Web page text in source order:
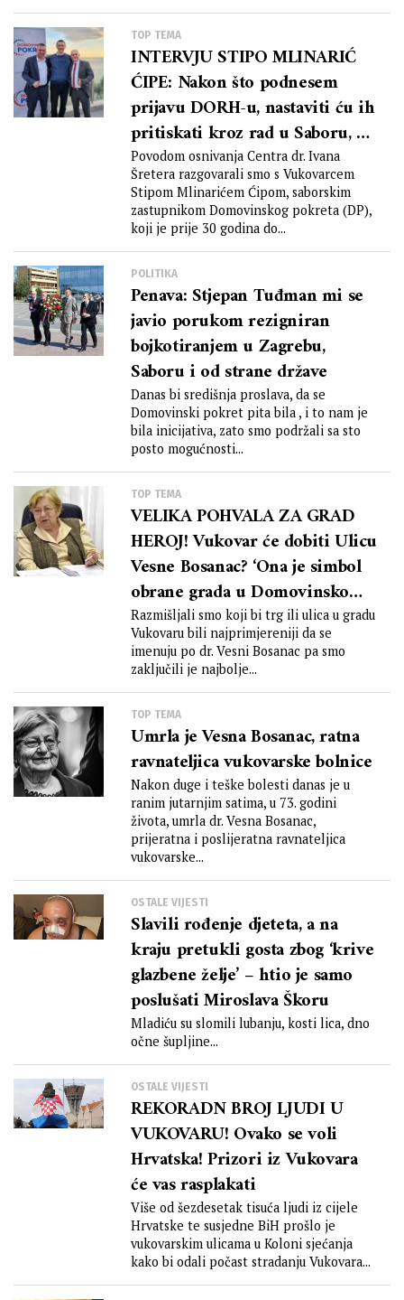
TOP TEMA
INTERVJU STIPO MLINARIĆ
ĆIPE: Nakon što podnesem
prijavu DORH-u, nastaviti ću ih
pritiskati kroz rad u Saboru, a
spreman sam organizirati i
prosvjede ukoliko se po
navedenoj prijavi neće
postupati
Povodom osnivanja Centra dr. Ivana
Šretera razgovarali smo s Vukovarcem
Stipom Mlinarićem Ćipom, saborskim
zastupnikom Domovinskog pokreta (DP),
koji je prije 30 godina do...
POLITIKA
Penava: Stjepan Tuđman mi se
javio porukom rezigniran
bojkotiranjem u Zagrebu,
Saboru i od strane države
Danas bi središnja proslava, da se
Domovinski pokret pita bila , i to nam je
bila inicijativa, zato smo podržali sa sto
posto mogućnosti...
TOP TEMA
VELIKA POHVALA ZA GRAD
HEROJ! Vukovar će dobiti Ulicu
Vesne Bosanac? ‘Ona je simbol
obrane grada u Domovinskom
ratu’
Razmišljali smo koji bi trg ili ulica u gradu
Vukovaru bili najprimjereniji da se
imenuju po dr. Vesni Bosanac pa smo
zaključili je najbolje...
TOP TEMA
Umrla je Vesna Bosanac, ratna
ravnateljica vukovarske bolnice
Nakon duge i teške bolesti danas je u
ranim jutarnjim satima, u 73. godini
života, umrla dr. Vesna Bosanac,
prijeratna i poslijeratna ravnateljica
vukovarske...
OSTALE VIJESTI
Slavili rođenje djeteta, a na
kraju pretukli gosta zbog ‘krive
glazbene želje’ – htio je samo
poslušati Miroslava Škoru
Mladiću su slomili lubanju, kosti lica, dno
očne šupljine...
OSTALE VIJESTI
REKORADN BROJ LJUDI U
VUKOVARU! Ovako se voli
Hrvatska! Prizori iz Vukovara
će vas rasplakati
Više od šezdesetak tisuća ljudi iz cijele
Hrvatske te susjedne BiH prošlo je
vukovarskim ulicama u Koloni sjećanja
kako bi odali počast stradanju Vukovara...